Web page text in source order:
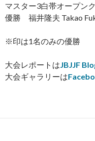
マスター3白帯オープン
優勝 福井隆夫 Takao
※印は1名のみの優勝
大会レポートは JBJJF
大会ギャラリーは